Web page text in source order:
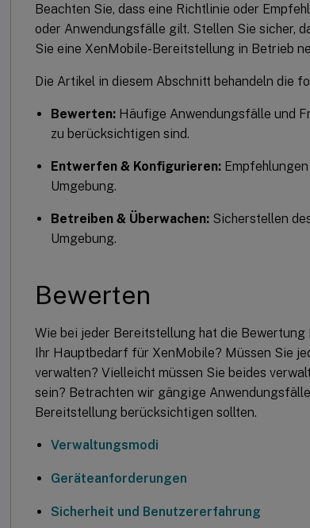
Beachten Sie, dass eine Richtlinie oder
oder Anwendungsfälle gilt. Stellen Sie sicher,
Sie eine XenMobile-Bereitstellung in Betrieb
Die Artikel in diesem Abschnitt behandeln die
Bewerten: Häufige Anwendungsfälle und
zu berücksichtigen sind.
Entwerfen & Konfigurieren:
Umgebung.
Betreiben & Überwachen: Sicherstellen
Umgebung.
Bewerten
Wie bei jeder Bereitstellung hat die
Ihr Hauptbedarf für XenMobile? Müssen Sie
verwalten? Vielleicht müssen Sie beides
sein? Betrachten wir gängige
Bereitstellung berücksichtigen sollten.
Verwaltungsmodi
Geräteanforderungen
Sicherheit und Benutzererfahrung